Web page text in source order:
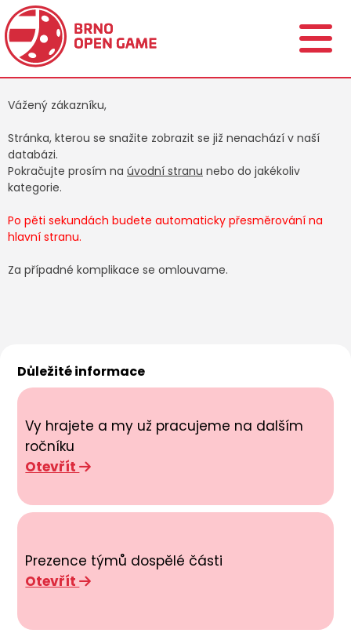
Vážený zákazníku,
Stránka, kterou se snažite zobrazit se již nenachází v naší
databázi.
Pokračujte prosím na úvodní stranu nebo do jakékoliv
kategorie.
Po pěti sekundách budete automaticky přesměrování na
hlavní stranu.
Za případné komplikace se omlouvame.
Důležité informace
Vy hrajete a my už pracujeme na dalším
ročníku
Otevřít
Prezence týmů dospělé části
Otevřít